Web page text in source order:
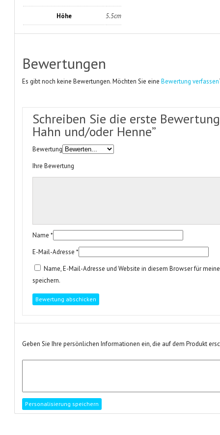
Höhe 5.5cm
Bewertungen
Es gibt noch keine Bewertungen. Möchten Sie eineBewertung verfassen
Schreiben Sie die erste
Hahn und/oder Henne”
Bewertung
Ihre Bewertung
Name *
E-Mail-Adresse *
Name, E-Mail-Adresse und Website in diesem Browser für
speichern.
Geben Sie Ihre persönlichen Informationen ein, die auf dem Produkt